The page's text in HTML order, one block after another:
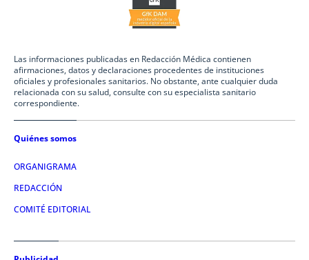
Las informaciones publicadas en Redacción Médica contienen
afirmaciones, datos y declaraciones procedentes de instituciones
oficiales y profesionales sanitarios. No obstante, ante cualquier duda
relacionada con su salud, consulte con su especialista sanitario
correspondiente.
Quiénes somos
ORGANIGRAMA
REDACCIÓN
COMITÉ EDITORIAL